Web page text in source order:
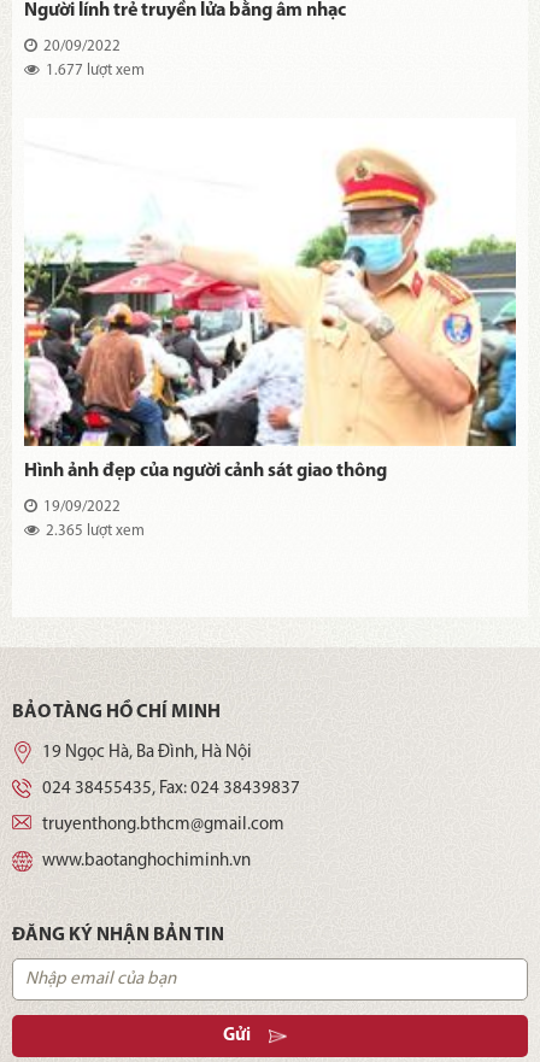
Người lính trẻ truyền lửa bằng âm nhạc
20/09/2022
1.677 lượt xem
Hình ảnh đẹp của người cảnh sát giao thông
19/09/2022
2.365 lượt xem
BẢO TÀNG HỒ CHÍ MINH
19 Ngọc Hà, Ba Đình, Hà Nội
024 38455435, Fax: 024 38439837
truyenthong.bthcm@gmail.com
www.baotanghochiminh.vn
ĐĂNG KÝ NHẬN BẢN TIN
Gửi